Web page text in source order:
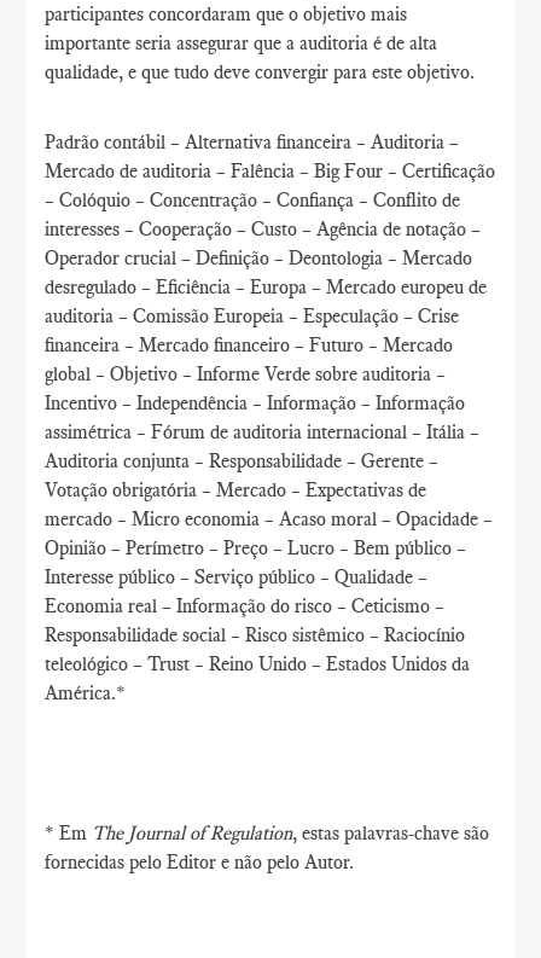
participantes concordaram que o objetivo mais
importante seria assegurar que a auditoria é de alta
qualidade, e que tudo deve convergir para este objetivo.
Padrão contábil – Alternativa financeira – Auditoria –
Mercado de auditoria – Falência – Big Four – Certificação
– Colóquio – Concentração – Confiança – Conflito de
interesses – Cooperação – Custo – Agência de notação –
Operador crucial – Definição – Deontologia – Mercado
desregulado – Eficiência – Europa – Mercado europeu de
auditoria – Comissão Europeia – Especulação – Crise
financeira – Mercado financeiro – Futuro – Mercado
global – Objetivo – Informe Verde sobre auditoria –
Incentivo – Independência – Informação – Informação
assimétrica – Fórum de auditoria internacional – Itália –
Auditoria conjunta – Responsabilidade – Gerente –
Votação obrigatória – Mercado – Expectativas de
mercado – Micro economia – Acaso moral – Opacidade –
Opinião – Perímetro – Preço – Lucro – Bem público –
Interesse público – Serviço público – Qualidade –
Economia real – Informação do risco – Ceticismo –
Responsabilidade social – Risco sistêmico – Raciocínio
teleológico – Trust – Reino Unido – Estados Unidos da
América.*
* Em The Journal of Regulation, estas palavras-chave são
fornecidas pelo Editor e não pelo Autor.